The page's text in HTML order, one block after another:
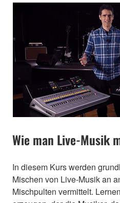
Wie man Live-Musik
In diesem Kurs werden
Mischen von Live-Musik an
Mischpulten vermittelt.